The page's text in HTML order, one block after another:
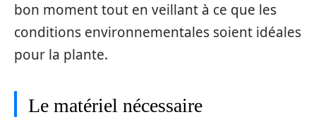
bon moment tout en veillant à ce que les
conditions environnementales soient idéales
pour la plante.
Le matériel nécessaire